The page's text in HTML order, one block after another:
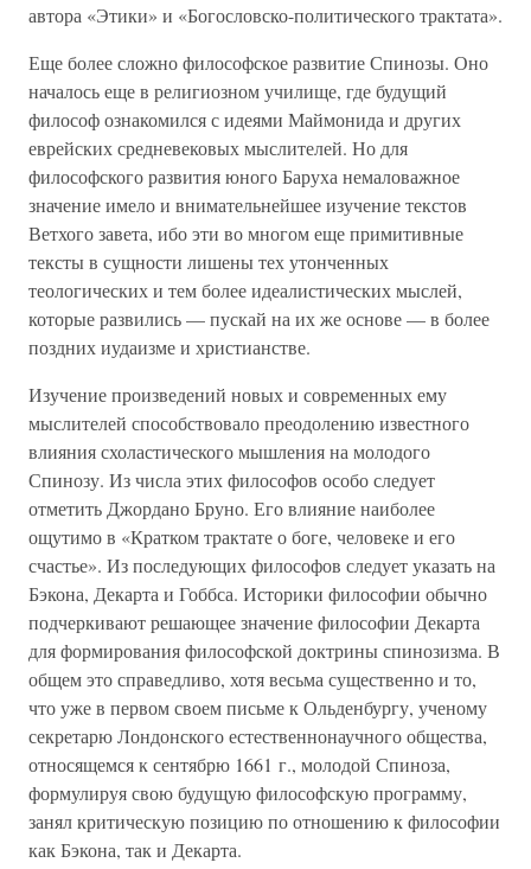
автора «Этики» и «Богословско-политического трактата».
Еще более сложно философское развитие Спинозы. Оно
началось еще в религиозном училище, где будущий
философ ознакомился с идеями Маймонида и других
еврейских средневековых мыслителей. Но для
философского развития юного Баруха немаловажное
значение имело и внимательнейшее изучение текстов
Ветхого завета, ибо эти во многом еще примитивные
тексты в сущности лишены тех утонченных
теологических и тем более идеалистических мыслей,
которые развились — пускай на их же основе — в более
поздних иудаизме и христианстве.
Изучение произведений новых и современных ему
мыслителей способствовало преодолению известного
влияния схоластического мышления на молодого
Спинозу. Из числа этих философов особо следует
отметить Джордано Бруно. Его влияние наиболее
ощутимо в «Кратком трактате о боге, человеке и его
счастье». Из последующих философов следует указать на
Бэкона, Декарта и Гоббса. Историки философии обычно
подчеркивают решающее значение философии Декарта
для формирования философской доктрины спинозизма. В
общем это справедливо, хотя весьма существенно и то,
что уже в первом своем письме к Ольденбургу, ученому
секретарю Лондонского естественнонаучного общества,
относящемся к сентябрю 1661 г., молодой Спиноза,
формулируя свою будущую философскую программу,
занял критическую позицию по отношению к философии
как Бэкона, так и Декарта.